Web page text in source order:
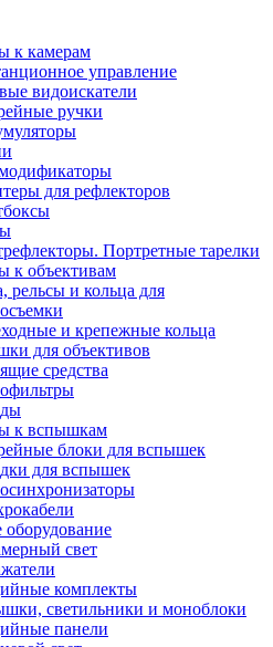
к камерам
управление
видоискатели
ручки
для рефлекторов
Портретные тарелки
к объективам
рельсы и кольца для
и крепежные кольца
для объективов
средства
к вспышкам
блоки для вспышек
для вспышек
свет
комплекты
светильники и моноблоки
панели